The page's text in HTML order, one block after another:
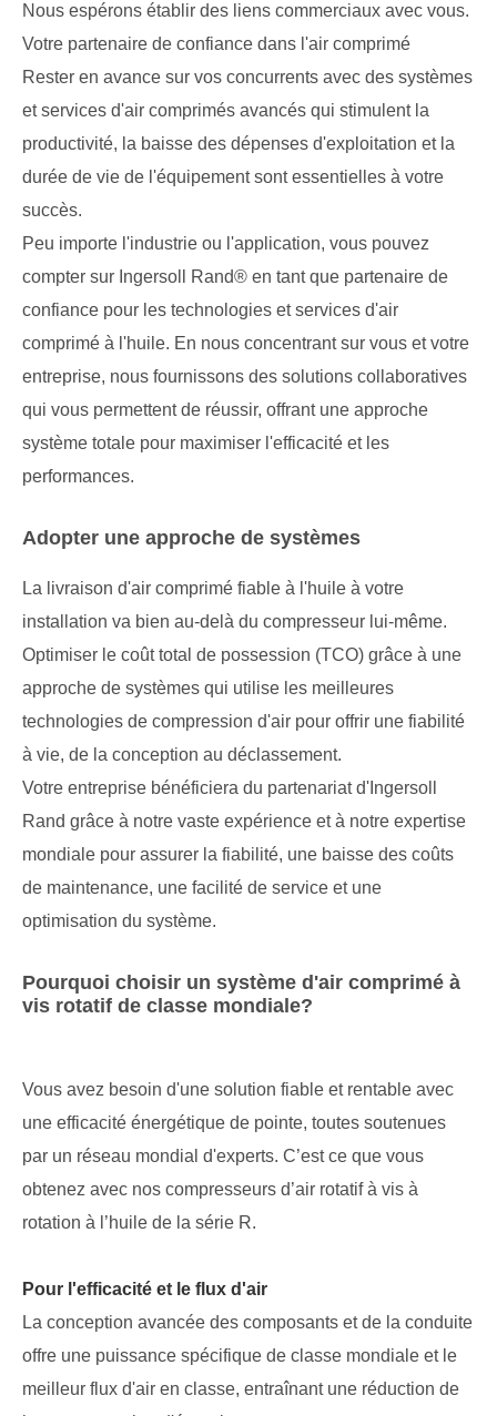
Nous espérons établir des liens commerciaux avec vous.
Votre partenaire de confiance dans l'air comprimé
Rester en avance sur vos concurrents avec des systèmes
et services d'air comprimés avancés qui stimulent la
productivité, la baisse des dépenses d'exploitation et la
durée de vie de l'équipement sont essentielles à votre
succès.
Peu importe l'industrie ou l'application, vous pouvez
compter sur Ingersoll Rand® en tant que partenaire de
confiance pour les technologies et services d'air
comprimé à l'huile. En nous concentrant sur vous et votre
entreprise, nous fournissons des solutions collaboratives
qui vous permettent de réussir, offrant une approche
système totale pour maximiser l'efficacité et les
performances.
Adopter une approche de systèmes
La livraison d'air comprimé fiable à l'huile à votre
installation va bien au-delà du compresseur lui-même.
Optimiser le coût total de possession (TCO) grâce à une
approche de systèmes qui utilise les meilleures
technologies de compression d'air pour offrir une fiabilité
à vie, de la conception au déclassement.
Votre entreprise bénéficiera du partenariat d'Ingersoll
Rand grâce à notre vaste expérience et à notre expertise
mondiale pour assurer la fiabilité, une baisse des coûts
de maintenance, une facilité de service et une
optimisation du système.
Pourquoi choisir un système d'air comprimé à
vis rotatif de classe mondiale?
Vous avez besoin d'une solution fiable et rentable avec
une efficacité énergétique de pointe, toutes soutenues
par un réseau mondial d'experts. C’est ce que vous
obtenez avec nos compresseurs d’air rotatif à vis à
rotation à l’huile de la série R.
Pour l'efficacité et le flux d'air
La conception avancée des composants et de la conduite
offre une puissance spécifique de classe mondiale et le
meilleur flux d'air en classe, entraînant une réduction de